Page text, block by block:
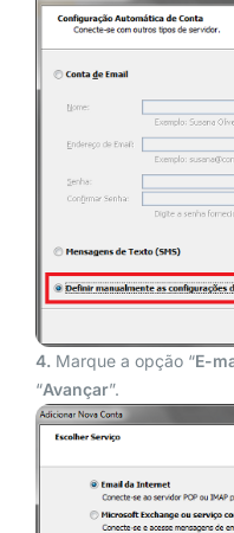
4. Marque a opção “E-
“Avançar”.